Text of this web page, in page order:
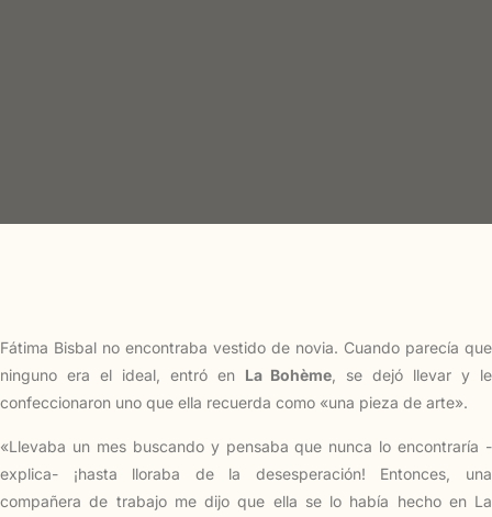
Fátima Bisbal no encontraba vestido de novia. Cuando parecía que
ninguno era el ideal, entró en La Bohème, se dejó llevar y le
confeccionaron uno que ella recuerda como «una pieza de arte».
«Llevaba un mes buscando y pensaba que nunca lo encontraría -
explica- ¡hasta lloraba de la desesperación! Entonces, una
compañera de trabajo me dijo que ella se lo había hecho en La